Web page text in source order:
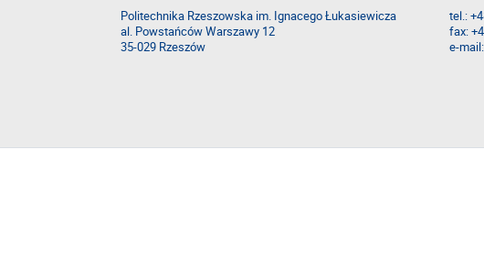
Politechnika Rzeszowska im. Ignacego Łukasiewicza
al. Powstańców Warszawy 12
35-029 Rzeszów
tel.:
fax:
e-